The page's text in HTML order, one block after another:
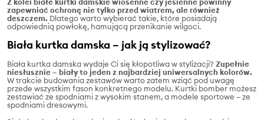
zapewniać ochronę nie tylko przed wiatrem, ale również
deszczem. Dlatego warto wybierać takie, które posiadają
odpowiednią powłokę, hamującą przenikanie wilgoci.
Biała kurtka damska – jak ją stylizować?
Biała kurtka damska wydaje Ci się kłopotliwa w stylizacji? Zupełnie
niesłusznie – biały to jeden z najbardziej uniwersalnych kolorów.
W trakcie budowania zestawów warto zatem wziąć pod uwagę
przede wszystkim fason konkretnego modelu. Kurtki bomber możesz
zestawiać ze spodniami z wysokim stanem, a modele sportowe – ze
spodniami dresowymi.